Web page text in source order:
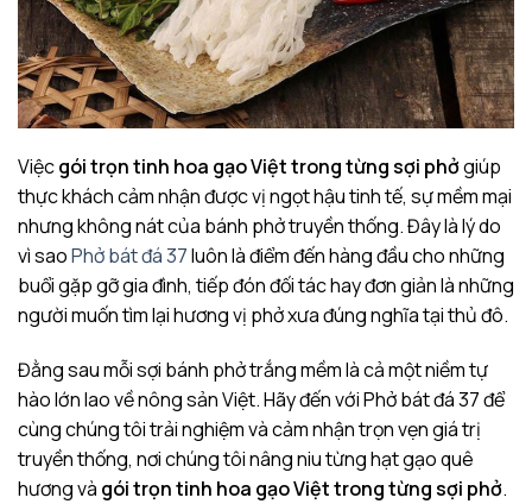
Việcgói trọn tinh hoa gạo Việt trong từng sợi phởgiúp
thực khách cảm nhận được vị ngọt hậu tinh tế, sự mềm mại
nhưng không nát của bánh phở truyền thống. Đây là lý do
vì saoPhở bát đá 37luôn là điểm đến hàng đầu cho những
buổi gặp gỡ gia đình, tiếp đón đối tác hay đơn giản là những
người muốn tìm lại hương vị phở xưa đúng nghĩa tại thủ đô.
Đằng sau mỗi sợi bánh phở trắng mềm là cả một niềm tự
hào lớn lao về nông sản Việt. Hãy đến với Phở bát đá 37 để
cùng chúng tôi trải nghiệm và cảm nhận trọn vẹn giá trị
truyền thống, nơi chúng tôi nâng niu từng hạt gạo quê
hương và gói trọn tinh hoa gạo Việt trong từng sợi phở.